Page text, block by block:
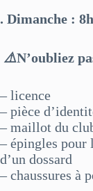
. Dimanche :
⚠️N’oubliez
– licence
– pièce
– maillot du
– épingles pour
d’un dossard
– chaussures à